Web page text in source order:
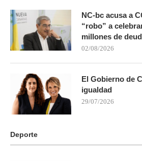
NC-bc acusa a
“robo” a
millones de
02/08/2026
El Gobierno de
igualdad
29/07/2026
Deporte